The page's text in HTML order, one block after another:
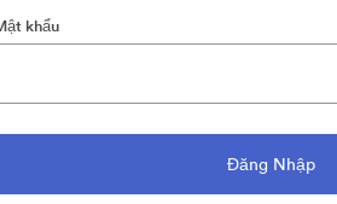
khẩu